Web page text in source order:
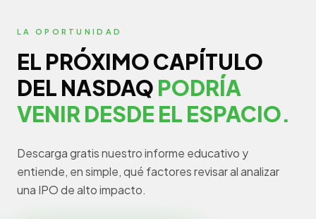
LA OPORTUNIDAD
EL PRÓXIMO CAPÍTULO
DEL NASDAQ PODRÍA
VENIR DESDE EL ESPACIO.
Descarga gratis nuestro informe educativo y
entiende, en simple, qué factores revisar al analizar
una IPO de alto impacto.